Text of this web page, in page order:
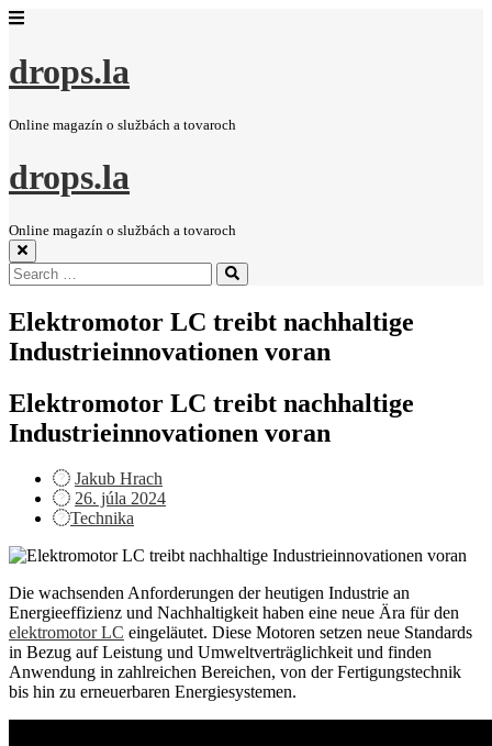
drops.la
Online magazín o službách a tovaroch
drops.la
Online magazín o službách a tovaroch
Search
for:
Search
Elektromotor LC treibt nachhaltige
Industrieinnovationen voran
Elektromotor LC treibt nachhaltige
Industrieinnovationen voran
Jakub Hrach
Posted
on
26. júla 2024
Technika
Die wachsenden Anforderungen der heutigen Industrie an
Energieeffizienz und Nachhaltigkeit haben eine neue Ära für den
elektromotor LC eingeläutet. Diese Motoren setzen neue Standards
in Bezug auf Leistung und Umweltverträglichkeit und finden
Anwendung in zahlreichen Bereichen, von der Fertigungstechnik
bis hin zu erneuerbaren Energiesystemen.